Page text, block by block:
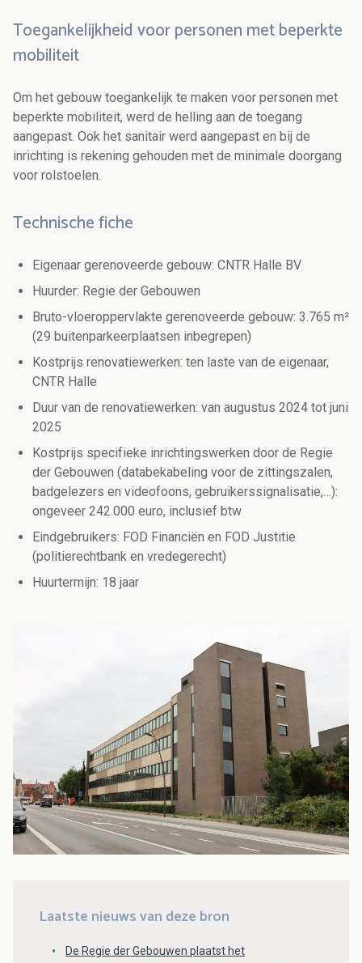
Toegankelijkheid voor personen met beperkte
mobiliteit
Om het gebouw toegankelijk te maken voor personen met
beperkte mobiliteit, werd de helling aan de toegang
aangepast. Ook het sanitair werd aangepast en bij de
inrichting is rekening gehouden met de minimale doorgang
voor rolstoelen.
Technische fiche
Eigenaar gerenoveerde gebouw: CNTR Halle BV
Huurder: Regie der Gebouwen
Bruto-vloeroppervlakte gerenoveerde gebouw: 3.765 m²
(29 buitenparkeerplaatsen inbegrepen)
Kostprijs renovatiewerken: ten laste van de eigenaar,
CNTR Halle
Duur van de renovatiewerken: van augustus 2024 tot juni
2025
Kostprijs specifieke inrichtingswerken door de Regie
der Gebouwen (databekabeling voor de zittingszalen,
badgelezers en videofoons, gebruikerssignalisatie,…):
ongeveer 242.000 euro, inclusief btw
Eindgebruikers: FOD Financiën en FOD Justitie
(politierechtbank en vredegerecht)
Huurtermijn: 18 jaar
Laatste nieuws van deze bron
De Regie der Gebouwen plaatst het